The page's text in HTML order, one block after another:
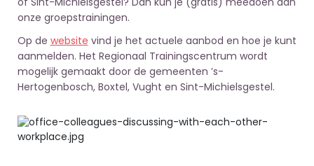
onze groepstrainingen.
Op dewebsitevind je het actuele aanbod en hoe je kunt
aanmelden. Het Regionaal Trainingscentrum wordt
mogelijk gemaakt door de gemeenten ’s-
Hertogenbosch, Boxtel, Vught en Sint-Michielsgestel.